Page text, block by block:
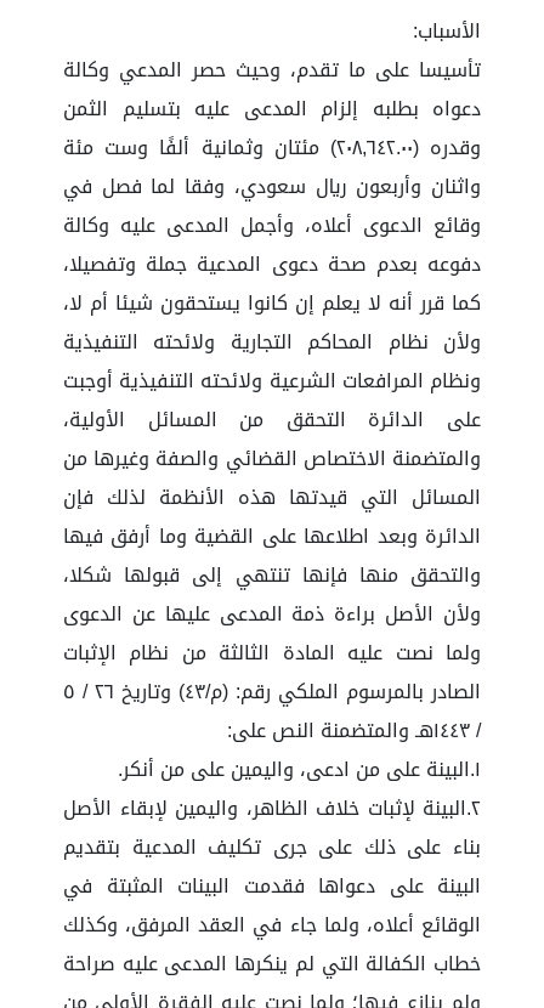
الأسباب:
تأسيسا على ما تقدم، وحيث حصر المدعي وكالة
دعواه بطلبه إلزام المدعى عليه بتسليم الثمن
وقدره (٢٠٨,٦٤٢.٠٠) مئتان وثمانية ألفًا وست مئة
واثنان وأربعون ريال سعودي، وفقا لما فصل في
وقائع الدعوى أعلاه، وأجمل المدعى عليه وكالة
دفوعه بعدم صحة دعوى المدعية جملة وتفصيلا،
كما قرر أنه لا يعلم إن كانوا يستحقون شيئا أم لا،
ولأن نظام المحاكم التجارية ولائحته التنفيذية
ونظام المرافعات الشرعية ولائحته التنفيذية أوجبت
على الدائرة التحقق من المسائل الأولية،
والمتضمنة الاختصاص القضائي والصفة وغيرها من
المسائل التي قيدتها هذه الأنظمة لذلك فإن
الدائرة وبعد اطلاعها على القضية وما أرفق فيها
والتحقق منها فإنها تنتهي إلى قبولها شكلا،
ولأن الأصل براءة ذمة المدعى عليها عن الدعوى
ولما نصت عليه المادة الثالثة من نظام الإثبات
الصادر بالمرسوم الملكي رقم: (م/٤٣) وتاريخ ٢٦ / ٥
/ ١٤٤٣هـ والمتضمنة النص على:
١.البينة على من ادعى، واليمين على من أنكر.
٢.البينة لإثبات خلاف الظاهر، واليمين لإبقاء الأصل
بناء على ذلك على جرى تكليف المدعية بتقديم
البينة على دعواها فقدمت البينات المثبتة في
الوقائع أعلاه، ولما جاء في العقد المرفق، وكذلك
خطاب الكفالة التي لم ينكرها المدعى عليه صراحة